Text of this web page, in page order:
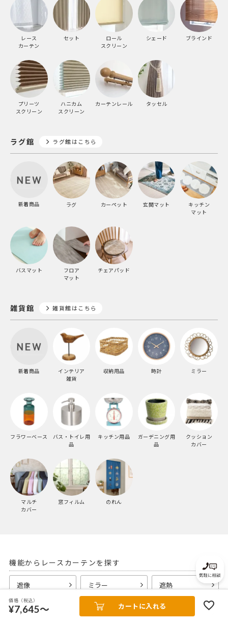
レース
カーテン
セット
ロール
スクリーン
シェード ブラインド
プリーツ
スクリーン
ハニカム
スクリーン
カーテンレール タッセル
ラグ館 ラグ館はこちら
新着商品 ラグ カーペット 玄関マット
キッチン
マット
バスマット
フロア
マット
チェアパッド
雑貨館 雑貨館はこちら
新着商品
インテリア
雑貨
収納用品 時計 ミラー
フラワーベース
バス・トイレ用
品
キッチン用品
ガーデニング用
品
クッション
カバー
マルチ
カバー
窓フィルム のれん
機能からレースカーテンを探す
遮像 ミラー 遮熱
UVカット
価格（税込）
¥7,645～ カートに入れる